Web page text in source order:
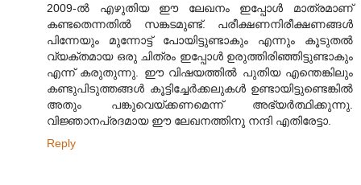
2009-ൽ എഴുതിയ ഈ ലേഖനം ഇപ്പോൾ മാത്രമാണ്
കണ്ടതെന്നതിൽ സങ്കടമുണ്ട്. പരീക്ഷണനിരീക്ഷണങ്ങൾ
പിന്നേയും മുന്നോട്ട് പോയിട്ടുണ്ടാകും എന്നും കൂടുതൽ
വ്യക്തമായ ഒരു ചിത്രം ഇപ്പോൾ ഉരുത്തിരിഞ്ഞിട്ടുണ്ടാകും
എന്ന് കരുതുന്നു. ഈ വിഷയത്തിൽ പുതിയ എന്തെങ്കിലും
കണ്ടുപിടുത്തങ്ങൾ കൂട്ടിച്ചേർക്കലുകൾ ഉണ്ടായിട്ടുണ്ടെങ്കിൽ
അതും പങ്കുവെയ്ക്കണമെന്ന് അഭ്യർത്ഥിക്കുന്നു.
വിജ്ഞാനപ്രദമായ ഈ ലേഖനത്തിനു നന്ദി എതിരേട്ടാ.
Reply